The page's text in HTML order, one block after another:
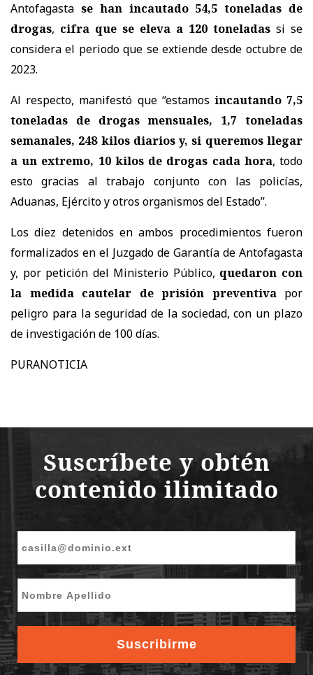
Antofagasta se han incautado 54,5 toneladas de
drogas, cifra que se eleva a 120 toneladas si se
considera el periodo que se extiende desde octubre de
2023.
Al respecto, manifestó que “estamos incautando 7,5
toneladas de drogas mensuales, 1,7 toneladas
semanales, 248 kilos diarios y, si queremos llegar
a un extremo, 10 kilos de drogas cada hora, todo
esto gracias al trabajo conjunto con las policías,
Aduanas, Ejército y otros organismos del Estado”.
Los diez detenidos en ambos procedimientos fueron
formalizados en el Juzgado de Garantía de Antofagasta
y, por petición del Ministerio Público, quedaron con
la medida cautelar de prisión preventivapor
peligro para la seguridad de la sociedad, con un plazo
de investigación de 100 días.
PURANOTICIA